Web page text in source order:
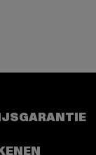
page:page:
YouTube